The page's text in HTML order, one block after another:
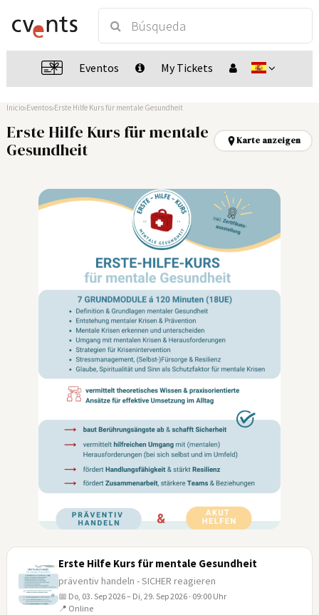
Eventos My Tickets
Inicio Eventos Erste Hilfe Kurs für mentale Gesundheit
Erste Hilfe Kurs für mentale
Gesundheit
Karte anzeigen
Erste Hilfe Kurs für mentale Gesundheit
präventiv handeln - SICHER reagieren
📅 Do, 03. Sep 2026 – Di, 29. Sep 2026 · 09:00 Uhr
📍 Online